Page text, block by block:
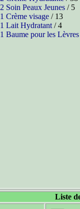
2 Soin Peaux Jeunes / 5
1 Crème visage / 13
1 Lait Hydratant / 4
1 Baume pour les Lèvres
Liste